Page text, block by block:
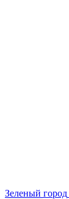
Зеленый город